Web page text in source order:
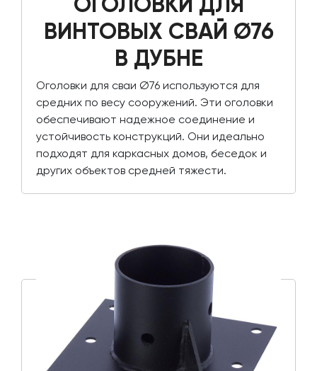
ВИНТОВЫХ СВАЙ Ø76
В ДУБНЕ
Оголовки для сваи Ø76 используются для
средних по весу сооружений. Эти оголовки
обеспечивают надежное соединение и
устойчивость конструкций. Они идеально
подходят для каркасных домов, беседок и
других объектов средней тяжести.